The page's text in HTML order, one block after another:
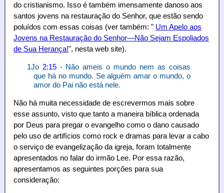
do cristianismo. Isso é também imensamente danoso aos
santos jovens na restauração do Senhor, que estão sendo
poluídos com essas coisas (ver também: " Um Apelo aos
Jovens na Restauração do Senhor—Não Sejam Espoliados
de Sua Herança!", nesta web site).
1Jo 2:15- Não ameis o mundo nem as coisas
que há no mundo. Se alguém amar o mundo, o
amor do Pai não está nele.
Não há muita necessidade de escrevermos mais sobre
esse assunto, visto que tanto a maneira bíblica ordenada
por Deus para pregar o evangelho como o dano causado
pelo uso de artifícios como rock e dramas para levar a cabo
o serviço de evangelização da igreja, foram totalmente
apresentados no falar do irmão Lee. Por essa razão,
apresentamos as seguintes porções para sua
consideração: